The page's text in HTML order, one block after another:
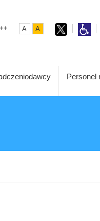
A A
Personel